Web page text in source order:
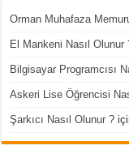
Orman Muhafaza
El Mankeni Nasıl Olunur
Bilgisayar Programcısı
Askeri Lise Öğrencisi
Şarkıcı Nasıl Olunur ?